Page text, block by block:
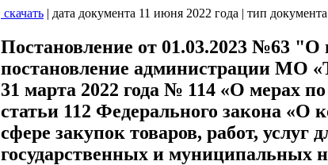
скачать | дата документа 11 июня 2022 года | тип
Постановление от 01.03.2023 №63 "О
постановление администрации МО
31 марта 2022 года № 114 «О мерах
статьи 112 Федерального закона «О
сфере закупок товаров, работ, услуг
государственных и муниципальных